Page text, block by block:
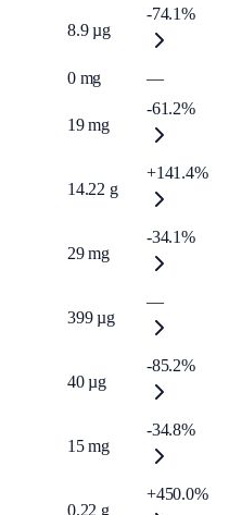
8.9 µg
-74.1%
0 mg —
19 mg
-61.2%
14.22 g
+141.4%
29 mg
-34.1%
399 µg
—
40 µg
-85.2%
15 mg
-34.8%
0.22 g
+450.0%